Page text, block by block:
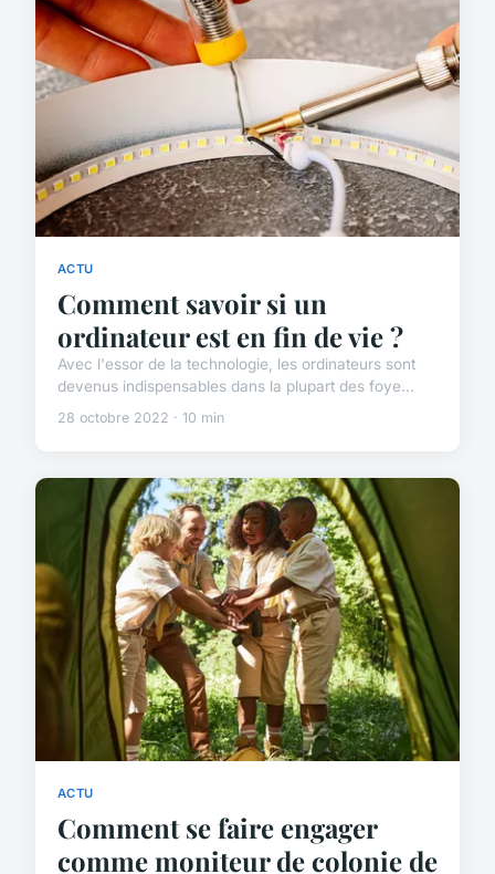
ACTU
Comment savoir si un
ordinateur est en fin de vie ?
Avec l'essor de la technologie, les ordinateurs sont
devenus indispensables dans la plupart des foye...
28 octobre 2022 · 10 min
ACTU
Comment se faire engager
comme moniteur de colonie de